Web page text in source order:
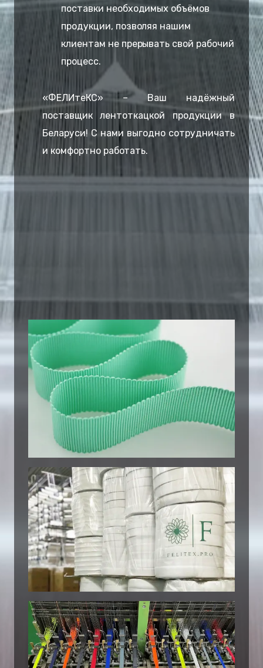
поставки необходимых объёмов
продукции, позволяя нашим
клиентам не прерывать свой рабочий
процесс.
«ФЕЛИтеКС» – Ваш надёжный
поставщик лентоткацкой продукции в
Беларуси! С нами выгодно сотрудничать
и комфортно работать.